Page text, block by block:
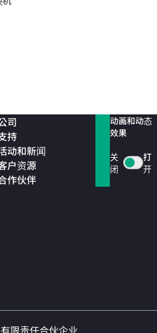
司
持
动和新闻
户资源
作伙伴
动画和动态
效果
关
闭
打
开
限责任合伙企业